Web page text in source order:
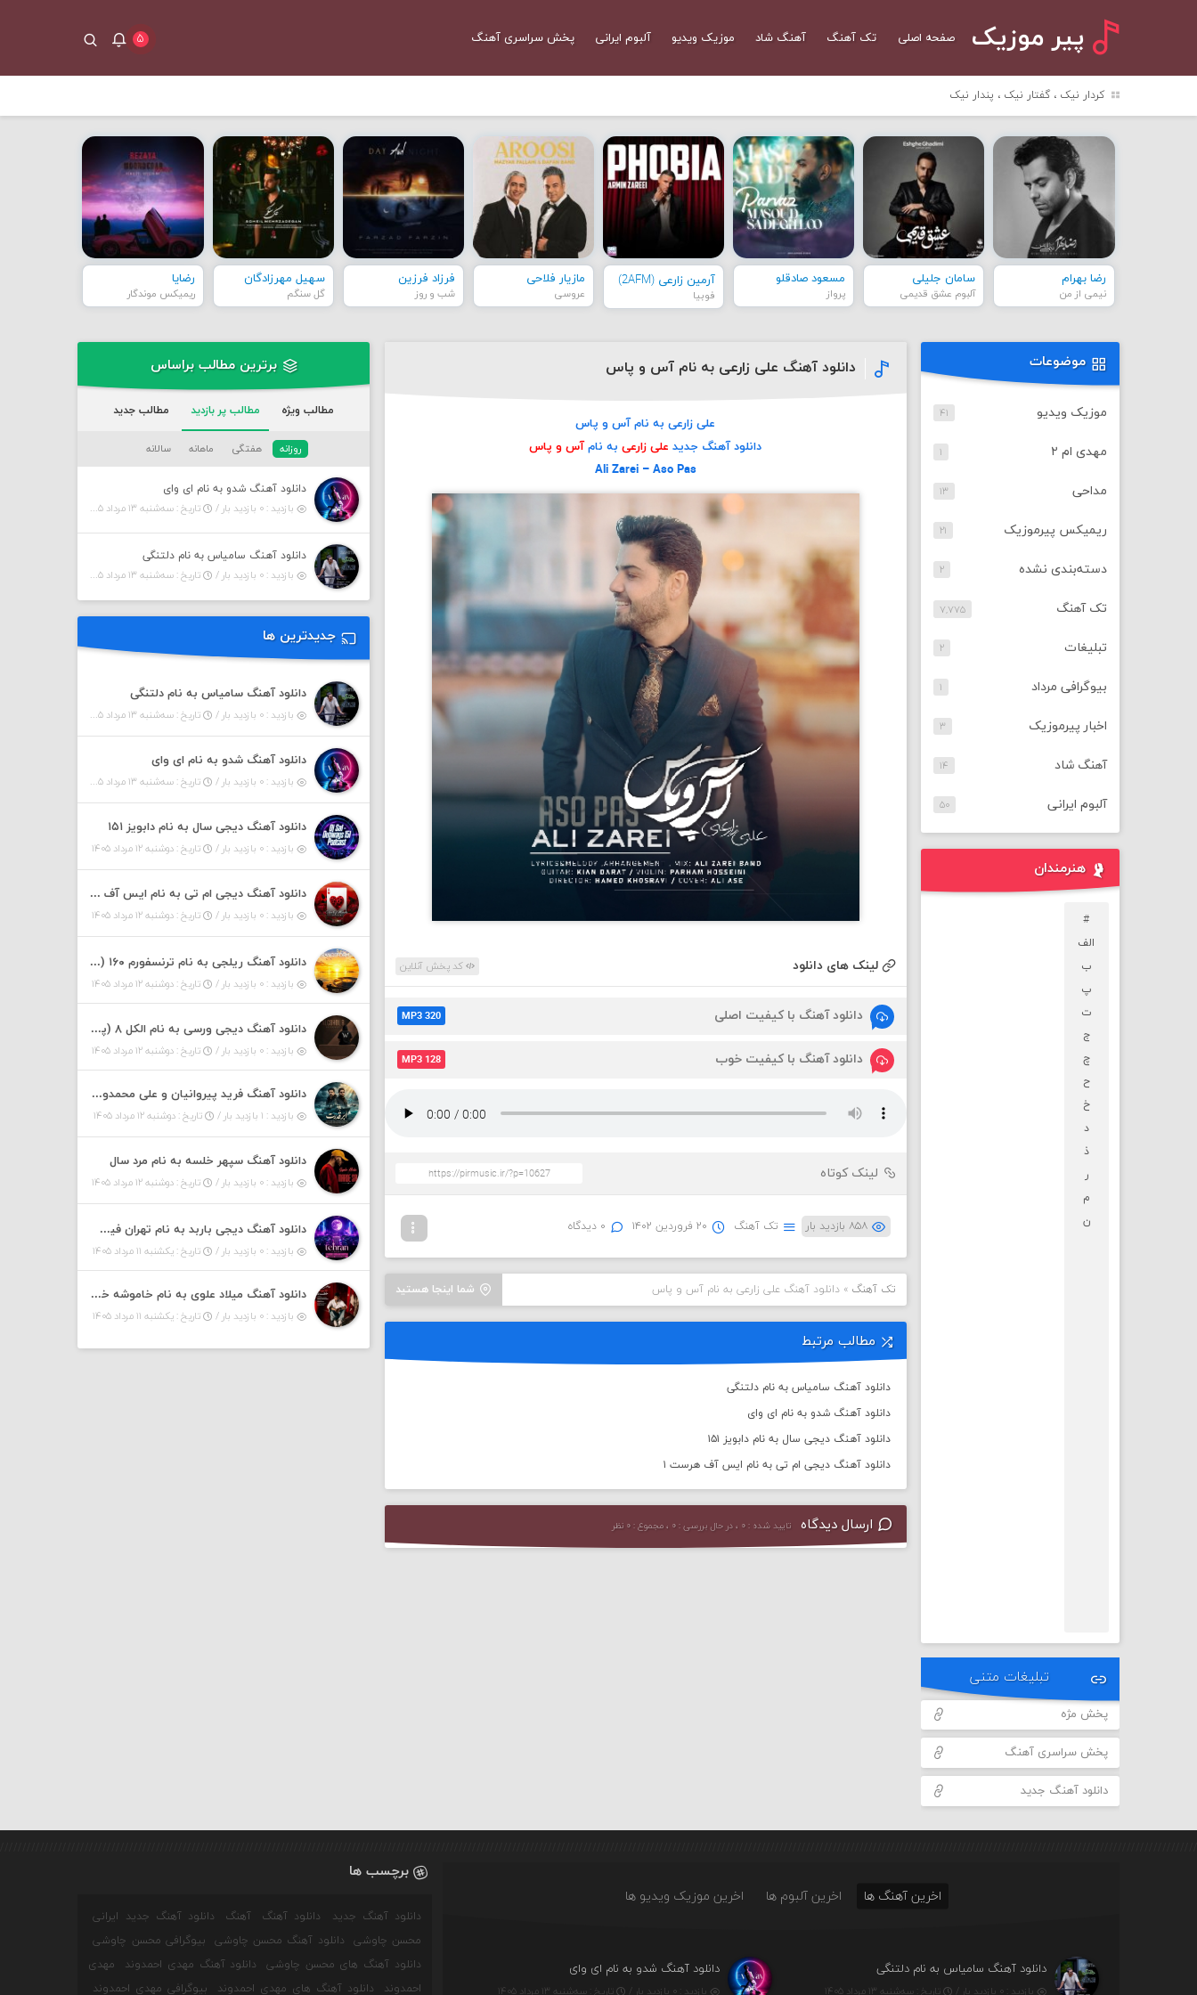
پیر موزیک صفحه اصلی تک آهنگ آهنگ شاد موزیک ویدیو آلبوم ایرانی پخش سراسری آهنگ ۵
کردار نیک ، گفتار نیک ، پندار نیک
رضا بهرام
نیمی از من
سامان جلیلی
آلبوم عشق قدیمی
مسعود صادقلو
پرواز
آرمین زارعی (2AFM)
فوبیا
مازیار فلاحی
عروسی
فرزاد فرزین
شب و روز
سهیل مهرزادگان
گل سنگم
رضایا
ریمیکس موندگار
دانلود آهنگ علی زارعی به نام آس و پاس
علی زارعی به نام آس و پاس
دانلود آهنگ جدیدعلی زارعیبه نامآس و پاس
Ali Zarei – Aso Pas
لینک های دانلود کد پخش آنلاین
دانلود آهنگ با کیفیت اصلی MP3 320
دانلود آهنگ با کیفیت خوب MP3 128
لینک کوتاه
۸۵۸ بازدید بار تک آهنگ ۲۰ فروردین ۱۴۰۲ ۰ دیدگاه
شما اینجا هستید تک آهنگ »دانلود آهنگ علی زارعی به نام آس و پاس
مطالب مرتبط
دانلود آهنگ سامیاس به نام دلتنگی
دانلود آهنگ شدو به نام ای وای
دانلود آهنگ دیجی سال به نام دابویز ۱۵۱
دانلود آهنگ دیجی ام تی به نام ایس آف هرست ۱
ارسال دیدگاه تایید شده : ۰ ، در حال بررسی : ۰ ، مجموع : ۰ نظر
موضوعات
موزیک ویدیو ۴۱
مهدی ام ۲ ۱
مداحی ۱۳
ریمیکس پیرموزیک ۲۱
دسته‌بندی نشده ۲
تک آهنگ ۷,۷۷۵
تبلیغات ۲
بیوگرافی مرداد ۱
اخبار پیرموزیک ۳
آهنگ شاد ۱۴
آلبوم ایرانی ۵۰
هنرمندان
#
الف
ب
پ
ت
ج
چ
ح
خ
د
ذ
ر
م
ن
تبلیغات متنی
پخش مژه
پخش سراسری آهنگ
دانلود آهنگ جدید
برترین مطالب براساس
مطالب ویژه مطالب پر بازدید مطالب جدید
روزانه هفتگی ماهانه سالانه
دانلود آهنگ شدو به نام ای وای
بازدید : ۰ بازدید بار /
تاریخ : سه‌شنبه ۱۳ مرداد ۱۴۰۵
دانلود آهنگ سامیاس به نام دلتنگی
بازدید : ۰ بازدید بار /
تاریخ : سه‌شنبه ۱۳ مرداد ۱۴۰۵
جدیدترین ها
دانلود آهنگ سامیاس به نام دلتنگی
بازدید : ۰ بازدید بار / تاریخ : سه‌شنبه ۱۳ مرداد ۱۴۰۵
دانلود آهنگ شدو به نام ای وای
بازدید : ۰ بازدید بار / تاریخ : سه‌شنبه ۱۳ مرداد ۱۴۰۵
دانلود آهنگ دیجی سال به نام دابویز ۱۵۱
بازدید : ۰ بازدید بار / تاریخ : دوشنبه ۱۲ مرداد ۱۴۰۵
دانلود آهنگ دیجی ام تی به نام ایس آف هرست ۱
بازدید : ۰ بازدید بار / تاریخ : دوشنبه ۱۲ مرداد ۱۴۰۵
دانلود آهنگ ریلجی به نام ترنسفورم ۱۶۰ (پادکست)
بازدید : ۰ بازدید بار / تاریخ : دوشنبه ۱۲ مرداد ۱۴۰۵
دانلود آهنگ دیجی ورسی به نام الکل ۸ (پادکست)
بازدید : ۰ بازدید بار / تاریخ : دوشنبه ۱۲ مرداد ۱۴۰۵
دانلود آهنگ فرید پیروانیان و علی محمدوند به نام اَبَر قدرت
بازدید : ۱ بازدید بار / تاریخ : دوشنبه ۱۲ مرداد ۱۴۰۵
دانلود آهنگ سپهر خلسه به نام مرد سال
بازدید : ۰ بازدید بار / تاریخ : دوشنبه ۱۲ مرداد ۱۴۰۵
دانلود آهنگ دیجی باربد به نام تهران فیت ۵۵ (پادکست)
بازدید : ۰ بازدید بار / تاریخ : یکشنبه ۱۱ مرداد ۱۴۰۵
دانلود آهنگ میلاد علوی به نام خاموشه خطت
بازدید : ۰ بازدید بار / تاریخ : یکشنبه ۱۱ مرداد ۱۴۰۵
اخرین آهنگ ها اخرین آلبوم ها اخرین موزیک ویدیو ها
دانلود آهنگ سامیاس به نام دلتنگی
بازدید : ۰ بازدید بار / تاریخ : سه‌شنبه ۱۳ مرداد ۱۴۰۵
دانلود آهنگ شدو به نام ای وای
بازدید : ۰ بازدید بار / تاریخ : سه‌شنبه ۱۳ مرداد ۱۴۰۵
برچسب ها
دانلود آهنگ جدید دانلود آهنگ آهنگ
دانلود آهنگ جدید ایرانی
محسن چاوشی
دانلود آهنگ محسن چاوشی
بیوگرافی محسن چاوشی
دانلود آهنگ های محسن چاوشی
دانلود آهنگ مهدی احمدوند
مهدی
احمدوند
دانلود آهنگ های مهدی احمدوند بیوگرافی مهدی احمدوند